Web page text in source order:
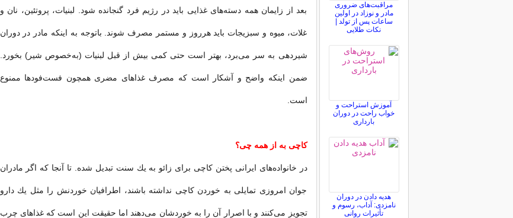
بعد از زایمان همه دسته‌های غذایی باید در رژیم فرد گنجانده شود. لبنیات، پروتئین، نان و
غلات، میوه و سبزیجات باید هرروز و مستمر مصرف شوند. باتوجه به اینكه مادر در دوران
شیردهی به سر می‌برد، بهتر است حتی كمی بیش از قبل لبنیات (به‌خصوص شیر) بخورد.
ضمن اینكه واضح و آشکار است كه مصرف غذاهای مضری همچون فست‌فودها ممنوع
است.
كاچی به از همه چی؟
در خانواده‌های ایرانی پختن كاچی برای زائو به یك سنت تبدیل شده. تا آنجا كه اگر مادران
جوان امروزی تمایلی به خوردن كاچی نداشته باشند، اطرافیان خوردنش را مثل یك دارو
تجویز می‌كنند و با اصرار آن را به خوردشان می‌دهند اما حقیقت این است كه غذاهای چرب
مراقبت‌های ضروری
مادر و نوزاد در اولین
ساعات پس از تولد |
نکات طلایی
آموزش استراحت و
خواب راحت در دوران
بارداری
هدیه دادن در دوران
نامزدی: آداب، رسوم و
تأثیرات روانی